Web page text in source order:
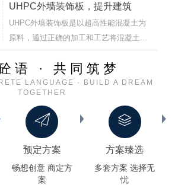
UHPC外墙装饰板，提升建筑
UHPC外墙装饰板是以超高性能混凝土为
原料，通过正确的加工和工艺将混凝土...
语 · 共同筑梦
LANGUAGE · BUILD A DREAM
TOGETHER
预定方案
畅想创意 商定方
案
方案臻选
多套方案 选择无
忧